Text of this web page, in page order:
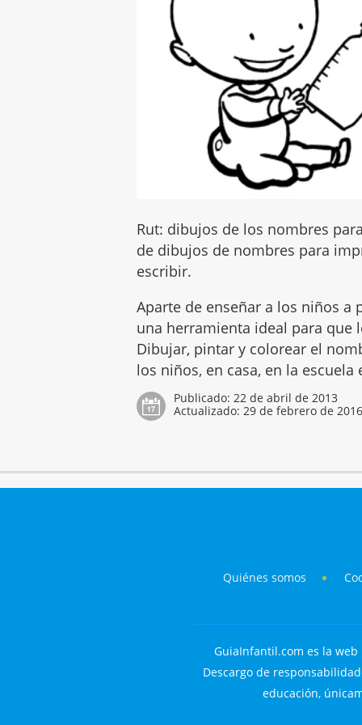
Rut: dibujos de los nombres
de dibujos de nombres para
escribir.
Aparte de enseñar a los niños
una herramienta ideal para
Dibujar, pintar y colorear el
los niños, en casa, en la
Publicado:22 de abril de 2013
Actualizado:29 de febrero de
Quiénes somos
GuiaInfantil.com es la
Descargo de
educación,